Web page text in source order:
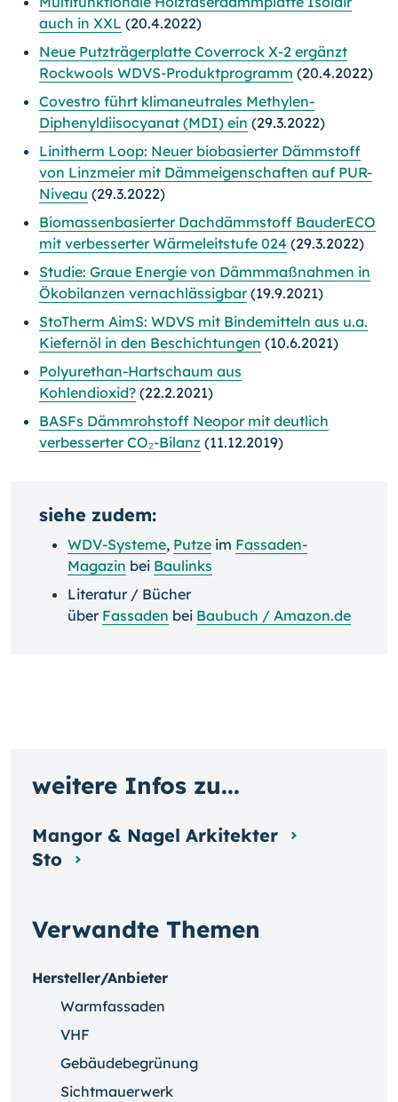
auch in XXL (20.4.2022)
Neue Putzträgerplatte Coverrock X-2 ergänzt
Rockwools WDVS-Produktprogramm (20.4.2022)
Covestro führt klimaneutrales Methylen-
Diphenyldiisocyanat (MDI) ein (29.3.2022)
Linitherm Loop: Neuer biobasierter Dämmstoff
von Linzmeier mit Dämmeigenschaften auf PUR-
Niveau (29.3.2022)
Biomassenbasierter Dachdämmstoff BauderECO
mit verbesserter Wärmeleitstufe 024 (29.3.2022)
Studie: Graue Energie von Dämmmaßnahmen in
Ökobilanzen vernachlässigbar(19.9.2021)
StoTherm AimS: WDVS mit Bindemitteln aus u.a.
Kiefernöl in den Beschichtungen (10.6.2021)
Polyurethan-Hartschaum aus
Kohlendioxid? (22.2.2021)
BASFs Dämmrohstoff Neopor mit deutlich
verbesserter CO₂-Bilanz (11.12.2019)
siehe zudem:
WDV-Systeme, Putze im Fassaden-
Magazin bei Baulinks
Literatur / Bücher
über Fassaden bei Baubuch / Amazon.de
Verwandte Themen
Hersteller/Anbieter
Warmfassaden
VHF
Gebäudebegrünung
Sichtmauerwerk
weitere Infos zu...
Mangor & Nagel Arkitekter
Sto